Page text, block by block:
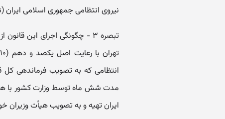
نیروی انتظامی جمهوری اسلامی ایران
‌تبصره ۳ - چگونگی اجرای این
انتظامی که به تصویب فرماندهی
مدت شش ماه توسط وزارت کشور با
ایران تهیه و به تصویب هیأت وزیران